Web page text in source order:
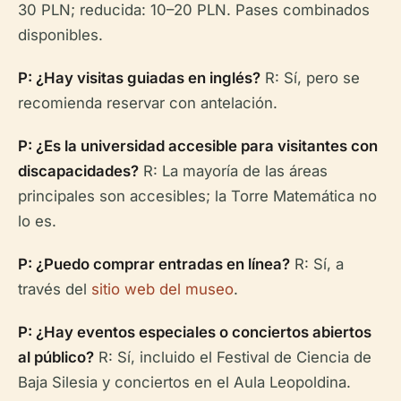
30 PLN; reducida: 10–20 PLN. Pases combinados
disponibles.
P: ¿Hay visitas guiadas en inglés? R: Sí, pero se
recomienda reservar con antelación.
P: ¿Es la universidad accesible para visitantes con
discapacidades? R: La mayoría de las áreas
principales son accesibles; la Torre Matemática no
lo es.
P: ¿Puedo comprar entradas en línea? R: Sí, a
través del sitio web del museo.
P: ¿Hay eventos especiales o conciertos abiertos
al público? R: Sí, incluido el Festival de Ciencia de
Baja Silesia y conciertos en el Aula Leopoldina.